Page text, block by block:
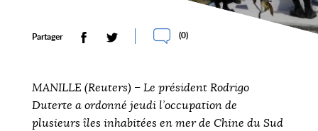
Partager (0)
MANILLE (Reuters) – Le président Rodrigo
Duterte a ordonné jeudi l’occupation de
plusieurs îles inhabitées en mer de Chine du Sud